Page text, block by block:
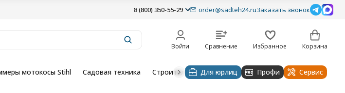
8 (800) 350-55-29 order@sadteh24.ruЗаказать звонок
Войти Сравнение Избранное Корзина
мотокосы Stihl Садовая техника Строительная техника Очистительные устройства
Для юрлиц Профи Сервис